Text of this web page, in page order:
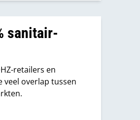
sanitair-
retailers en
veel overlap tussen